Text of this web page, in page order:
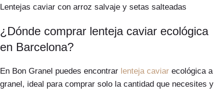
Lentejas caviar con arroz salvaje y setas salteadas
¿Dónde comprar lenteja caviar ecológica
en Barcelona?
En Bon Granel puedes encontrar lenteja caviar ecológica a
granel, ideal para comprar solo la cantidad que necesites y